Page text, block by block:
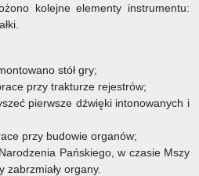
kolejne elementy instrumentu:
stół gry;
przy trakturze rejestrów;
pierwsze dźwięki intonowanych i
przy budowie organów;
Pańskiego, w czasie Mszy
zabrzmiały organy.